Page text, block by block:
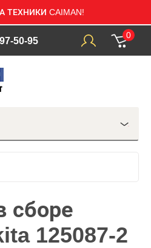
ТЕХНИКИ CAIMAN!
50-95
0
сборе
125087-2